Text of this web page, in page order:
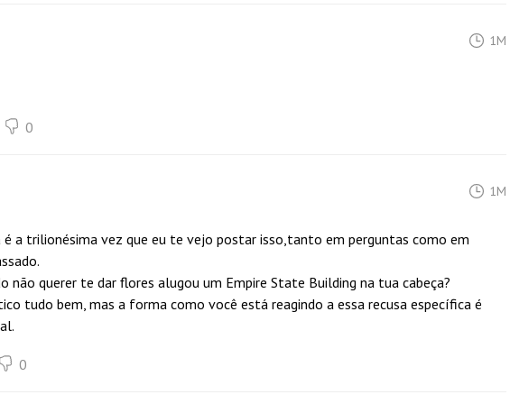
1M
0
1M
é a trilionésima vez que eu te vejo postar isso,tanto em perguntas como em
não querer te dar flores alugou um Empire State Building na tua cabeça?
tudo bem, mas a forma como você está reagindo a essa recusa específica é
0